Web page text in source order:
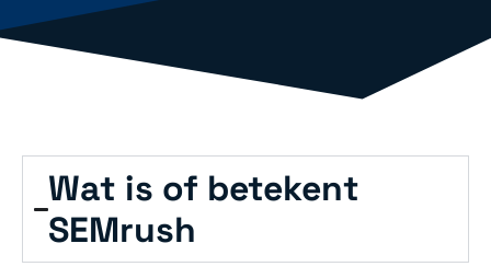
Wat is of betekent
SEMrush